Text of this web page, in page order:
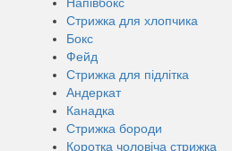
Стрижка для хлопчика
Бокс
Фейд
Стрижка для підлітка
Андеркат
Канадка
Стрижка бороди
Коротка чоловіча стрижка